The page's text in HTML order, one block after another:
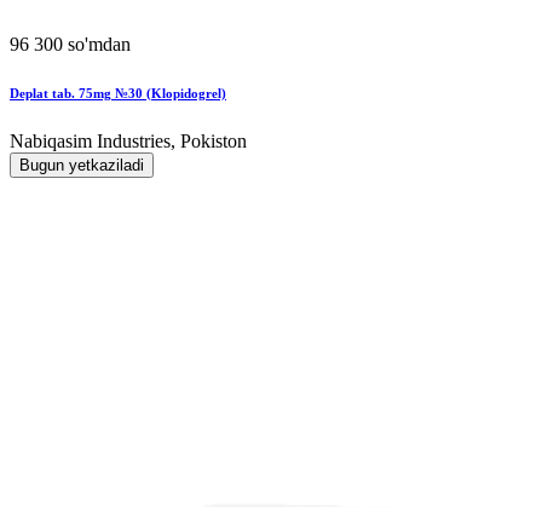
96 300 so'mdan
Deplat tab. 75mg №30 (Klopidogrel)
Nabiqasim Industries, Pokiston
Bugun yetkaziladi